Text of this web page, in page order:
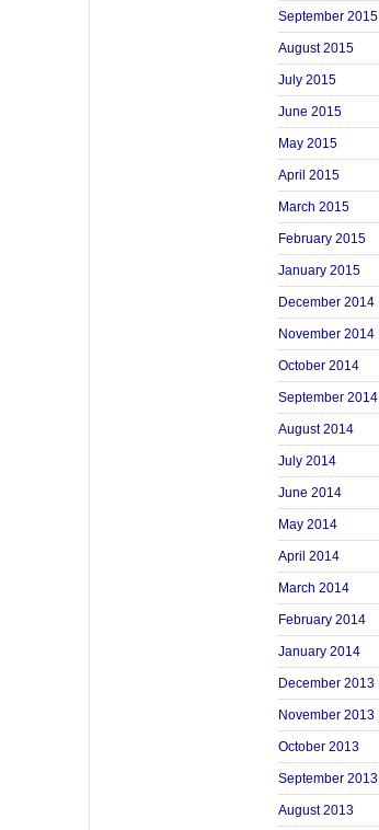
September 2015
August 2015
July 2015
June 2015
May 2015
April 2015
March 2015
February 2015
January 2015
December 2014
November 2014
October 2014
September 2014
August 2014
July 2014
June 2014
May 2014
April 2014
March 2014
February 2014
January 2014
December 2013
November 2013
October 2013
September 2013
August 2013